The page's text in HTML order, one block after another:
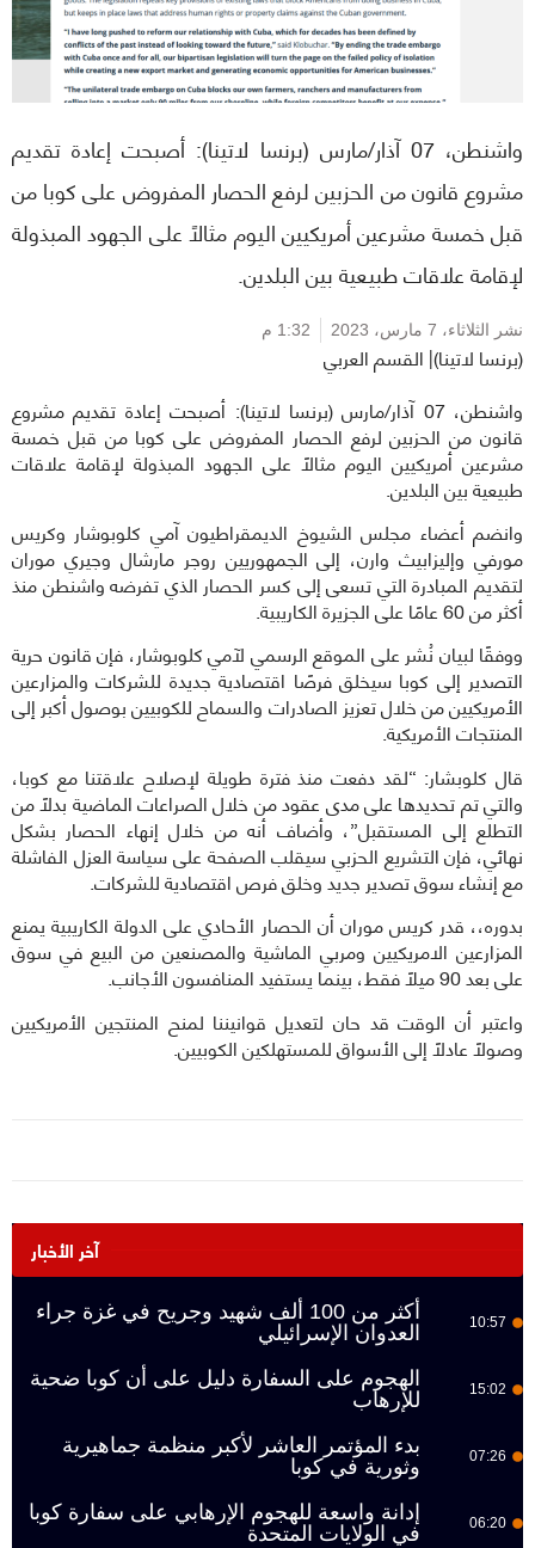
واشنطن، 07 آذار/مارس (برنسا لاتينا): أصبحت إعادة تقديم
مشروع قانون من الحزبين لرفع الحصار المفروض على كوبا من
قبل خمسة مشرعين أمريكيين اليوم مثالاً على الجهود المبذولة
لإقامة علاقات طبيعية بين البلدين.
نشر الثلاثاء، 7 مارس، 2023 1:32 م
(برنسا لاتينا)| القسم العربي
واشنطن، 07 آذار/مارس (برنسا لاتينا): أصبحت إعادة تقديم مشروع
قانون من الحزبين لرفع الحصار المفروض على كوبا من قبل خمسة
مشرعين أمريكيين اليوم مثالاً على الجهود المبذولة لإقامة علاقات
طبيعية بين البلدين.
وانضم أعضاء مجلس الشيوخ الديمقراطيون آمي كلوبوشار وكريس
مورفي وإليزابيث وارن، إلى الجمهوريين روجر مارشال وجيري موران
لتقديم المبادرة التي تسعى إلى كسر الحصار الذي تفرضه واشنطن منذ
أكثر من 60 عامًا على الجزيرة الكاريبية.
ووفقًا لبيان نُشر على الموقع الرسمي لآمي كلوبوشار، فإن قانون حرية
التصدير إلى كوبا سيخلق فرصًا اقتصادية جديدة للشركات والمزارعين
الأمريكيين من خلال تعزيز الصادرات والسماح للكوبيين بوصول أكبر إلى
المنتجات الأمريكية.
قال كلوبشار: “لقد دفعت منذ فترة طويلة لإصلاح علاقتنا مع كوبا،
والتي تم تحديدها على مدى عقود من خلال الصراعات الماضية بدلاً من
التطلع إلى المستقبل”، وأضاف أنه من خلال إنهاء الحصار بشكل
نهائي، فإن التشريع الحزبي سيقلب الصفحة على سياسة العزل الفاشلة
مع إنشاء سوق تصدير جديد وخلق فرص اقتصادية للشركات.
بدوره،، قدر كريس موران أن الحصار الأحادي على الدولة الكاريبية يمنع
المزارعين الامريكيين ومربي الماشية والمصنعين من البيع في سوق
على بعد 90 ميلاً فقط، بينما يستفيد المنافسون الأجانب.
واعتبر أن الوقت قد حان لتعديل قوانيننا لمنح المنتجين الأمريكيين
وصولاً عادلاً إلى الأسواق للمستهلكين الكوبيين.
آخر الأخبار
10:57
أكثر من 100 ألف شهيد وجريح في غزة جراء
العدوان الإسرائيلي
15:02
الهجوم على السفارة دليل على أن كوبا ضحية
للإرهاب
07:26
بدء المؤتمر العاشر لأكبر منظمة جماهيرية
وثورية في كوبا
06:20
إدانة واسعة للهجوم الإرهابي على سفارة كوبا
في الولايات المتحدة